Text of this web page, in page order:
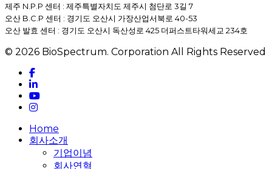
제주 N.P.P 센터 : 제주특별자치도 제주시 첨단로 3길 7
오산 B.C.P 센터 : 경기도 오산시 가장산업서북로 40-53
오산 발효 센터 : 경기도 오산시 독산성로 425 더퍼스트타워세교 234호
© 2026 BioSpectrum. Corporation All Rights Reserved
facebook
linkedin
youtube
instagram
Close
Menu
Home
회사소개
기업이념
회사연혁